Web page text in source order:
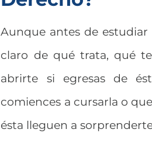
Aunque antes de
claro de qué trata, qué
abrirte si egresas de
comiences a cursarla o
ésta lleguen a